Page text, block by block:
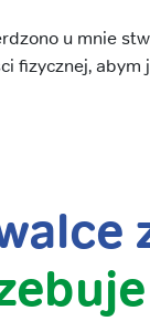
u mnie
fizycznej, abym